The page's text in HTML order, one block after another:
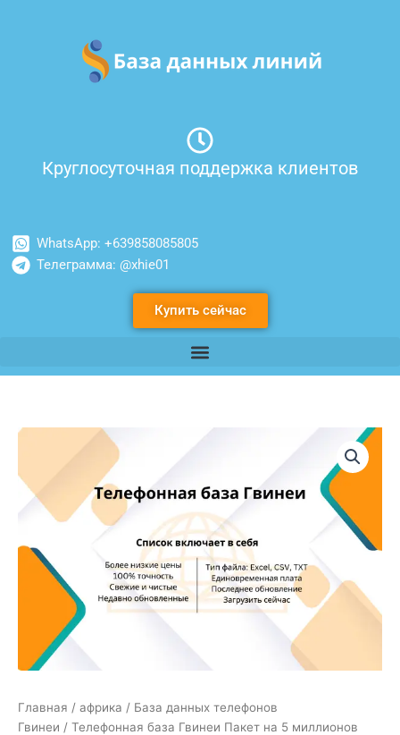
содержимому
Круглосуточная поддержка клиентов
WhatsApp: +639858085805
Телеграмма: @xhie01
Купить сейчас
Главная / африка / База данных телефонов
Гвинеи / Телефонная база Гвинеи Пакет на 5 миллионов
Количество
база
Гвинеи
на
миллионов